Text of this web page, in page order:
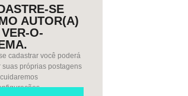
SE
AUTOR(A)
O-
cadastrar você poderá
suas próprias postagens